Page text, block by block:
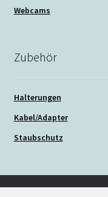
Webcams
Zubehör
Halterungen
Kabel/Adapter
Staubschutz